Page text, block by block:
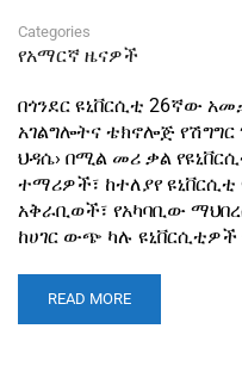
Categories
የአማርኛ ዜናዎች
በጎንደር ዩኒቨርሲቲ 26ኛው
አገልግሎትና ቴክኖሎጅ
ህዳሴ› በሚል መሪ ቃል
ተማሪዎች፣ ከተለያየ
አቅራቢወች፣ የአካባቢው
ከሀገር ውጭ ካሉ
READ MORE